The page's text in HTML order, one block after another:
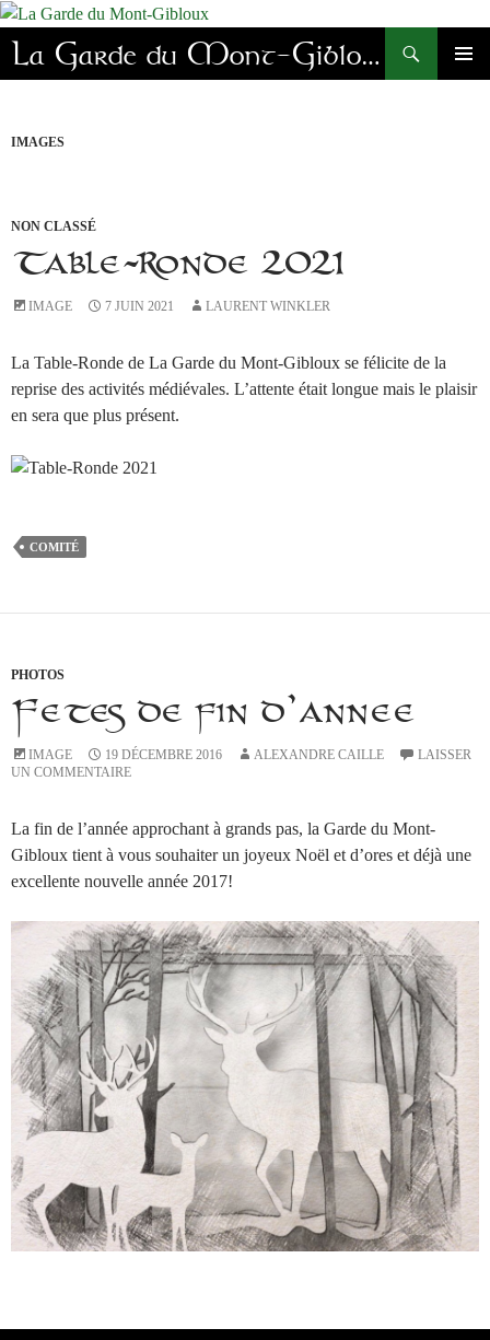
Aller
au
contenu
La Garde du Mont-Gibloux
Recherche
IMAGES
NON CLASSÉ
Table-Ronde 2021
IMAGE 7 JUIN 2021 LAURENT WINKLER
La Table-Ronde de La Garde du Mont-Gibloux se félicite de la
reprise des activités médiévales. L’attente était longue mais le plaisir
en sera que plus présent.
COMITÉ
PHOTOS
Fêtes de fin d’année
IMAGE 19 DÉCEMBRE 2016 ALEXANDRE CAILLE
LAISSER
UN COMMENTAIRE
La fin de l’année approchant à grands pas, la Garde du Mont-
Gibloux tient à vous souhaiter un joyeux Noël et d’ores et déjà une
excellente nouvelle année 2017!